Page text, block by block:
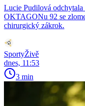
Lucie Pudilová odchytala
OKTAGONu 92 se
chirurgický zákrok.
SportyŽivě
dnes, 11:53
3 min